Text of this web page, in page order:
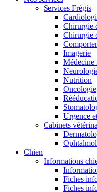
Services Frégis
Chirurgie
Chirurgie
Imagerie
Médecine
Nutrition
Oncologie
Urgence
Cabinets
Chien
Informations
Fiches
Fiches